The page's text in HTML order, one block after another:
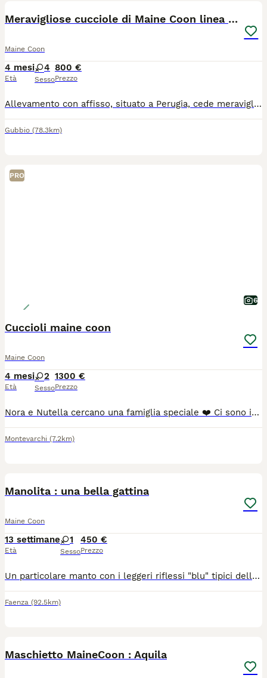
Meravigliose cucciole di Maine Coon linea russa
Maine Coon
4 mesi
Età
4
Sesso
800 €
Prezzo
Allevamento con affisso, situato a Perugia, cede meravigliose cucciole di Maine Coon, linea russa, con pedigree AGI. Le cucciole, nate il 2 aprile, presentano un meraviglioso manto tortie. Al momento della cessione (90 giorni dalla nascita) avranno libretto sanitario con doppia vaccinazione e trattamento vermifugo, microchip, principali test genetici ( SMA, PKDef, HCM) ed ecocardio i dei genitori negativi, regolare contratto di cessione e pedigree AGI. Gradita piccola presentazione, contattateci per qualsiasi info, saremo lieti di rispondere!
Gubbio (78.3km)
PRO
6
Cuccioli maine coon
Maine Coon
4 mesi
Età
2
Sesso
1300 €
Prezzo
Nora e Nutella cercano una famiglia speciale ❤️ Ci sono incontri che aspettano solo il momento giusto per accadere. Nora, elegante Black Silver ticket e Nutella, affascinante Black Smok due splendide cucciole Maine Coon che saranno pronte a lasciare il nido dal 10 luglio. Cresciute in casa con amore e attenzioni quotidiane, sono abituate alla presenza di persone, bambini, altri gatti e cani. Hanno un carattere dolce, equilibrato e socievole, tipico di cucciole allevate in un vero ambiente familiare. Saranno affidate con: 🐾 Microchip 🐾 Vaccinazioni in regola per l'età 🐾 Sverminazioni effettuate 🐾 Pedigree 🐾 Libretto sanitario 🐾 Genitori sottoposti a test genetici per le principali patologie della razza La nostra priorità è trovare per loro famiglie responsabili e amorevoli, che sappiano apprezzare non solo la loro bellezza, ma anche il meraviglioso carattere che le contraddistingue.
Montevarchi (7.2km)
Manolita : una bella gattina
Maine Coon
13 settimane
Età
1
Sesso
450 €
Prezzo
Un particolare manto con i leggeri riflessi "blu" tipici della razza, sebbene senza pedigree in quanto la madre non ne è dotata a differenza del padre che è un campione MaineCoon con pedigree ( 14kg) . Abituata alla lettiera, sverminata e vaccinata Une delle più belle femminucce della cucciolata.
Faenza (92.5km)
Maschietto MaineCoon : Aquila